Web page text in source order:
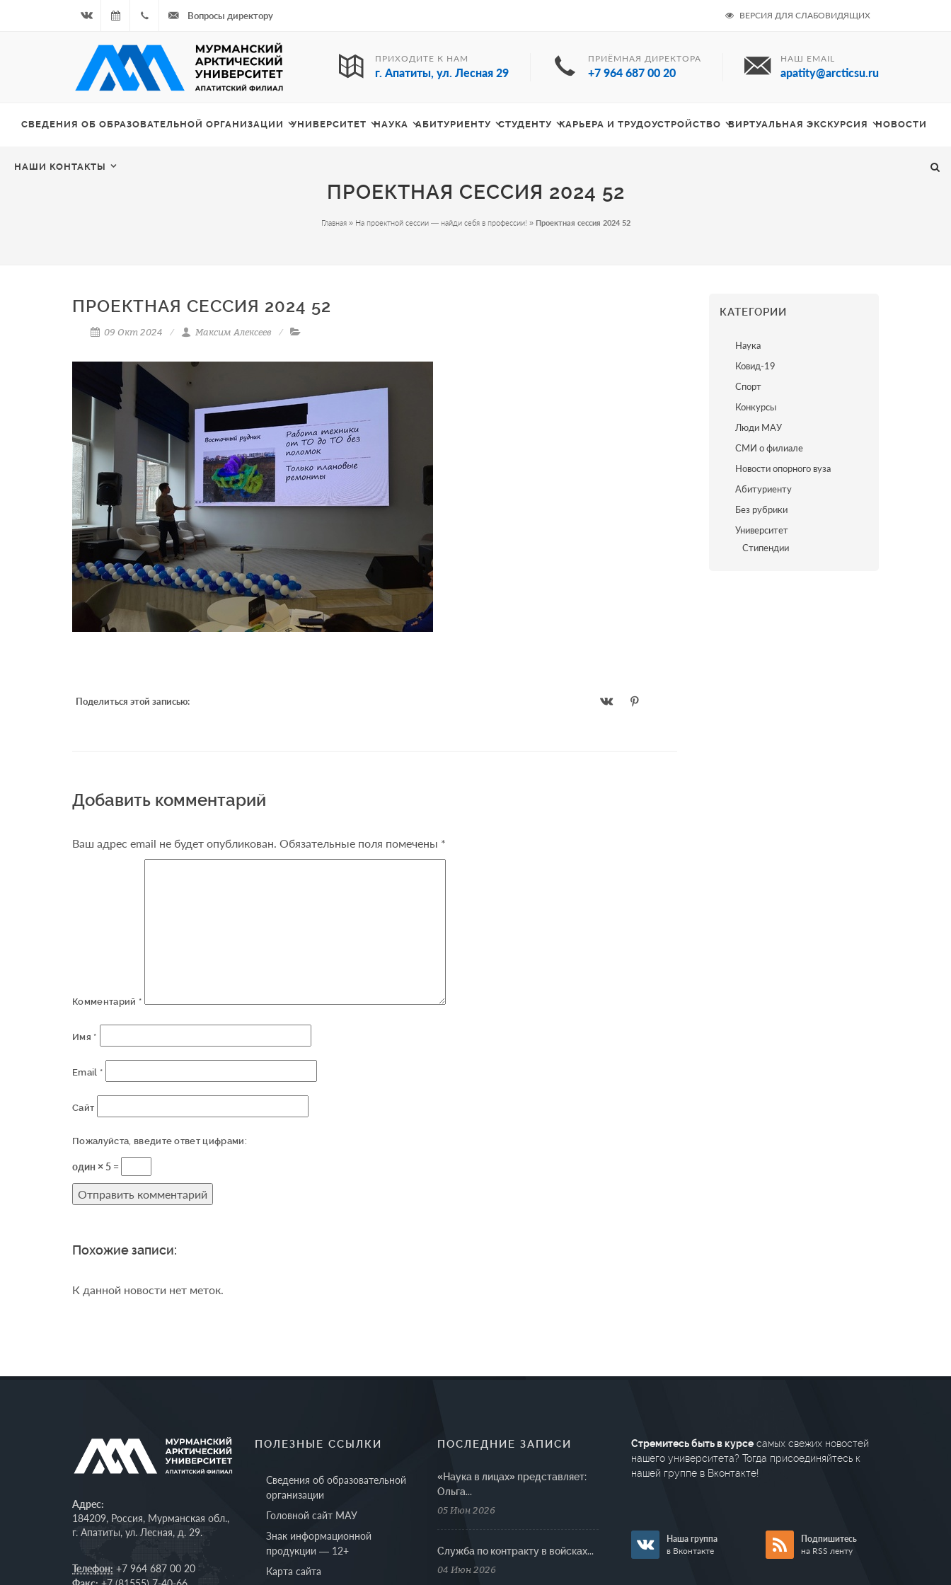
Вконтакте07.08.2026
- Чётная
+7
964
Вопросы директору ВЕРСИЯ ДЛЯ СЛАБОВИДЯЩИХ
ПРИХОДИТЕ К НАМ
г. Апатиты, ул. Лесная 29
ПРИЁМНАЯ ДИРЕКТОРА
+7 964 687 00 20
НАШ EMAIL
apatity@arcticsu.ru
СВЕДЕНИЯ ОБ ОБРАЗОВАТЕЛЬНОЙ ОРГАНИЗАЦИИ УНИВЕРСИТЕТ НАУКА АБИТУРИЕНТУ СТУДЕНТУ КАРЬЕРА И ТРУДОУСТРОЙСТВО ВИРТУАЛЬНАЯ ЭКСКУРСИЯ НОВОСТИ
НАШИ КОНТАКТЫ
ПРОЕКТНАЯ СЕССИЯ 2024 52
Главная» На проектной сессии — найди себя в профессии! » Проектная сессия 2024 52
ПРОЕКТНАЯ СЕССИЯ 2024 52
09 Окт 2024 Максим Алексеев
Поделиться этой записью:
Добавить комментарий
Ваш адрес email не будет опубликован. Обязательные поля помечены *
Комментарий *
Имя *
Email *
Сайт
Пожалуйста, введите ответ цифрами:
один × 5 =
Похожие записи:
К данной новости нет меток.
КАТЕГОРИИ
Наука
Ковид-19
Спорт
Конкурсы
Люди МАУ
СМИ о филиале
Новости опорного вуза
Абитуриенту
Без рубрики
Университет
Стипендии
Адрес:
184209, Россия, Мурманская обл.,
г. Апатиты, ул. Лесная, д. 29.
Телефон: +7 964 687 00 20
ПОЛЕЗНЫЕ ССЫЛКИ
Сведения об образовательной
организации
Головной сайт МАУ
Знак информационной
продукции — 12+
Карта сайта
ПОСЛЕДНИЕ ЗАПИСИ
«Наука в лицах» представляет:
Ольга...
05 Июн 2026
Cлужба по контракту в войсках...
04 Июн 2026
Стремитесь быть в курсе самых свежих новостей
нашего университета? Тогда присоединяйтесь к
нашей группе в Вконтакте!
Наша группа
в Вконтакте
Подпишитесь
на RSS ленту